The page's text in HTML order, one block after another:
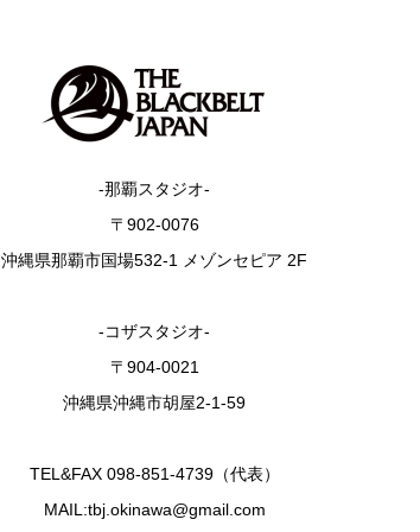
-那覇スタジオ-
〒902-0076
沖縄県那覇市国場532-1 メゾンセピア 2F
-コザスタジオ-
〒904-0021
沖縄県沖縄市胡屋2-1-59
TEL&FAX 098-851-4739（代表）
MAIL:tbj.okinawa@gmail.com